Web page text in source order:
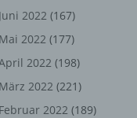
Juni 2022 (167)
Mai 2022 (177)
2022 (198)
März 2022 (221)
Februar 2022 (189)
oder